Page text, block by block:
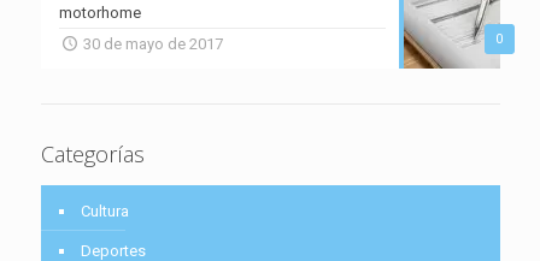
0
motorhome
30 de mayo de 2017
Categorías
Cultura
Deportes